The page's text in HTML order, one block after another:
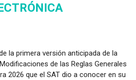
la primera versión anticipada de la
de las Reglas Generales
2026 que el SAT dio a conocer en su